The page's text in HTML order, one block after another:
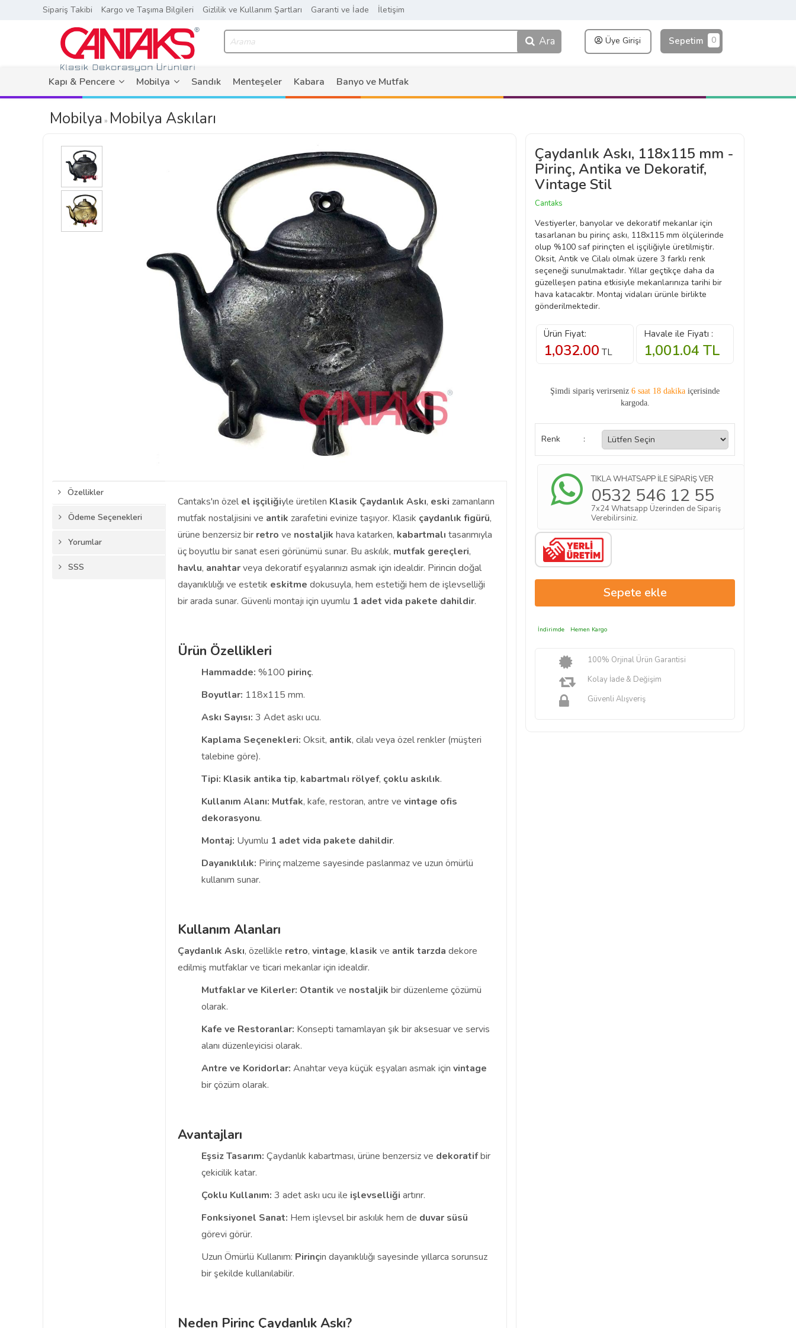
Sipariş Takibi Kargo ve Taşıma Bilgileri Gizlilik ve Kullanım Şartları Garanti ve İade İletişim
Ara Üye Girişi 0
Sepetim
Kapı & Pencere Mobilya Sandık Menteşeler Kabara Banyo ve Mutfak
Mobilya » Mobilya Askıları
Özellikler
Ödeme Seçenekleri
Yorumlar
SSS
Cantaks'ın özel el işçiliğiyle üretilen Klasik Çaydanlık Askı, eski zamanların
mutfak nostaljisini ve antik zarafetini evinize taşıyor. Klasik çaydanlık figürü,
ürüne benzersiz bir retro ve nostaljik hava katarken, kabartmalı tasarımıyla
üç boyutlu bir sanat eseri görünümü sunar. Bu askılık, mutfak gereçleri,
havlu, anahtarveya dekoratif eşyalarınızı asmak için idealdir. Pirincin doğal
dayanıklılığı ve estetik eskitme dokusuyla, hem estetiği hem de işlevselliği
bir arada sunar. Güvenli montajı için uyumlu 1 adet vida pakete dahildir.
Ürün Özellikleri
Hammadde: %100 pirinç.
Boyutlar: 118x115 mm.
Askı Sayısı: 3 Adet askı ucu.
Kaplama Seçenekleri: Oksit, antik, cilalı veya özel renkler (müşteri
talebine göre).
Tipi: Klasik antika tip, kabartmalı rölyef, çoklu askılık.
Kullanım Alanı: Mutfak, kafe, restoran, antre ve vintage ofis
dekorasyonu.
Montaj: Uyumlu 1 adet vida pakete dahildir.
Dayanıklılık: Pirinç malzeme sayesinde paslanmaz ve uzun ömürlü
kullanım sunar.
Kullanım Alanları
Çaydanlık Askı, özellikle retro, vintage, klasik ve antik tarzda dekore
edilmiş mutfaklar ve ticari mekanlar için idealdir.
Mutfaklar ve Kilerler: Otantik ve nostaljik bir düzenleme çözümü
olarak.
Kafe ve Restoranlar: Konsepti tamamlayan şık bir aksesuar ve servis
alanı düzenleyicisi olarak.
Antre ve Koridorlar: Anahtar veya küçük eşyaları asmak için vintage
bir çözüm olarak.
Avantajları
Eşsiz Tasarım: Çaydanlık kabartması, ürüne benzersiz ve dekoratifbir
çekicilik katar.
Çoklu Kullanım: 3 adet askı ucu ile işlevselliği artırır.
Fonksiyonel Sanat: Hem işlevsel bir askılık hem de duvar süsü
görevi görür.
Uzun Ömürlü Kullanım: Pirinçin dayanıklılığı sayesinde yıllarca sorunsuz
bir şekilde kullanılabilir.
Neden Pirinç Çaydanlık Askı?
Çaydanlık Askı, 118x115 mm -
Pirinç, Antika ve Dekoratif,
Vintage Stil
Cantaks
Vestiyerler, banyolar ve dekoratif mekanlar için
tasarlanan bu pirinç askı, 118x115 mm ölçülerinde
olup %100 saf pirinçten el işçiliğiyle üretilmiştir.
Oksit, Antik ve Cilalı olmak üzere 3 farklı renk
seçeneği sunulmaktadır. Yıllar geçtikçe daha da
güzelleşen patina etkisiyle mekanlarınıza tarihi bir
hava katacaktır. Montaj vidaları ürünle birlikte
gönderilmektedir.
Ürün Fiyat:
1,032.00 TL
Havale ile Fiyatı :
1,001.04 TL
Şimdi sipariş verirseniz 6 saat 18 dakika içerisinde
kargoda.
Renk :
TIKLA WHATSAPP İLE SİPARİŞ VER
0532 546 12 55
7x24 Whatsapp Üzerinden de Sipariş
Verebilirsiniz.
İndirimde Hemen Kargo
100% Orjinal Ürün Garantisi
Kolay İade & Değişim
Güvenli Alışveriş